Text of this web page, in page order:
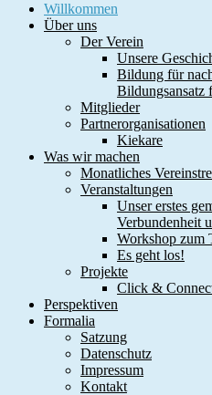
Willkommen
Über uns
Der Verein
Unsere
Bildung für
Bildungsansatz
Mitglieder
Partnerorganisationen
Kiekare
Was wir machen
Monatliches
Veranstaltungen
Unser erstes
Verbundenheit
Workshop zum
Es geht los!
Projekte
Click &
Perspektiven
Formalia
Satzung
Datenschutz
Impressum
Kontakt